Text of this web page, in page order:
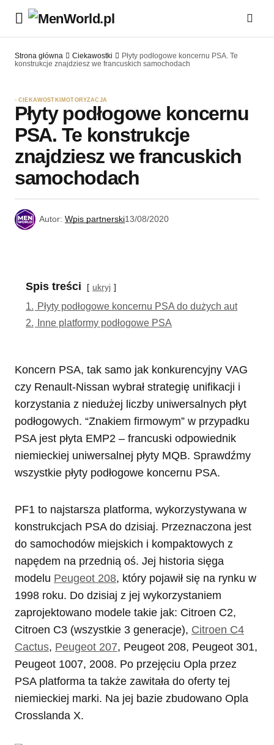
Strona główna Ciekawostki
Płyty podłogowe koncernu PSA. Te
konstrukcje znajdziesz we francuskich samochodach
CIEKAWOSTKI MOTORYZACJA
Płyty podłogowe koncernu
PSA. Te konstrukcje
znajdziesz we francuskich
samochodach
Autor: Wpis partnerski13/08/2020
Spis treści ukryj
1. Płyty podłogowe koncernu PSA do dużych aut
2.
Inne platformy podłogowe PSA
Koncern PSA, tak samo jak konkurencyjny VAG
czy Renault-Nissan wybrał strategię unifikacji i
korzystania z niedużej liczby uniwersalnych płyt
podłogowych. “Znakiem firmowym” w przypadku
PSA jest płyta EMP2 – francuski odpowiednik
niemieckiej uniwersalnej płyty MQB. Sprawdźmy
wszystkie płyty podłogowe koncernu PSA.
PF1 to najstarsza platforma, wykorzystywana w
konstrukcjach PSA do dzisiaj. Przeznaczona jest
do samochodów miejskich i kompaktowych z
napędem na przednią oś. Jej historia sięga
modelu Peugeot 208, który pojawił się na rynku w
1998 roku. Do dzisiaj z jej wykorzystaniem
zaprojektowano modele takie jak: Citroen C2,
Citroen C3 (wszystkie 3 generacje), Citroen C4
Cactus, Peugeot 207, Peugeot 208, Peugeot 301,
Peugeot 1007, 2008. Po przejęciu Opla przez
PSA platforma ta także zawitała do oferty tej
niemieckiej marki. Na jej bazie zbudowano Opla
Crosslanda X.